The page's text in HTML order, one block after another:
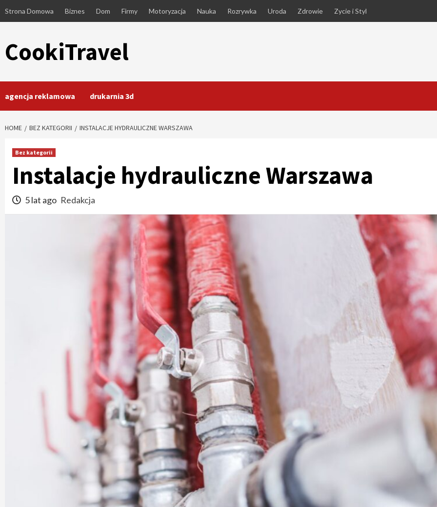
Strona Domowa Biznes Dom Firmy Motoryzacja Nauka Rozrywka Uroda Zdrowie Zycie i Styl
CookiTravel
agencja reklamowa drukarnia 3d
HOME BEZ KATEGORII INSTALACJE HYDRAULICZNE WARSZAWA
Bez kategorii
Instalacje hydrauliczne Warszawa
5 lat ago Redakcja